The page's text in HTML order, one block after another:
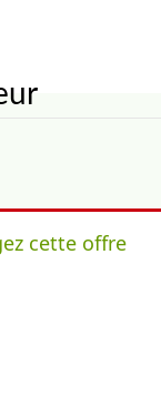
cette offre